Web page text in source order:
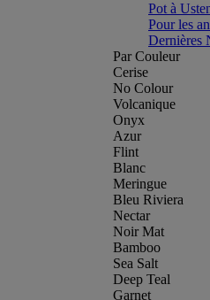
Pot à
Pour les
Dernières
Par Couleur
Cerise
No Colour
Volcanique
Onyx
Azur
Flint
Blanc
Meringue
Bleu Riviera
Nectar
Noir Mat
Bamboo
Sea Salt
Deep Teal
Garnet